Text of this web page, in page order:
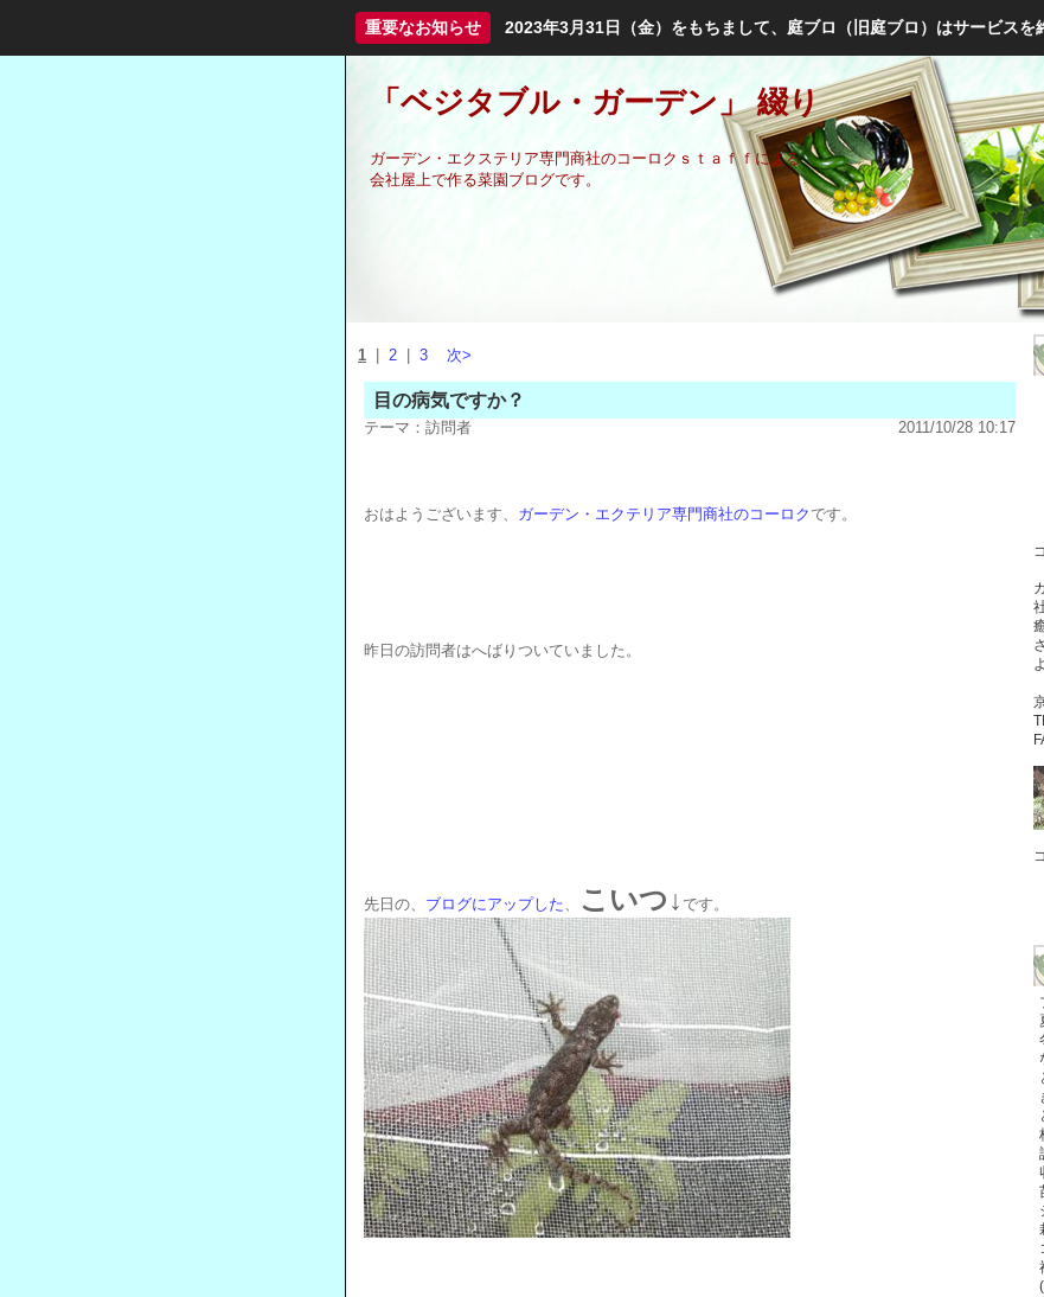
重要なお知らせ 2023年3月31日（金）をもちまして、庭ブロ（旧庭ブロ）はサービスを
「ベジタブル・ガーデン」 綴り
ガーデン・エクステリア専門商社のコーロクｓｔａｆｆによる
会社屋上で作る菜園ブログです。
1 2 3 次>
目の病気ですか？
テーマ： 訪問者 2011/10/28 10:17
おはようございます、 ガーデン・エクテリア専門商社のコーロク です。
昨日の訪問者はへばりついていました。
先日の、 ブログにアップした、 こいつ↓ です。